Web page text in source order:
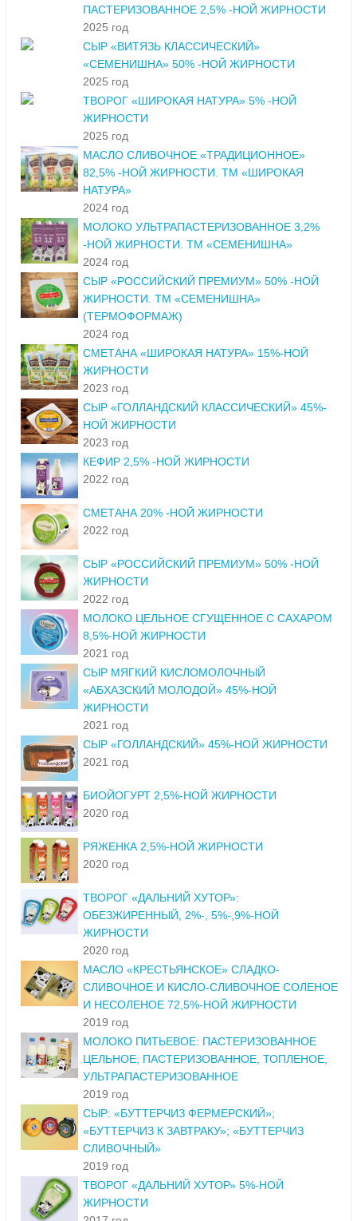
ПАСТЕРИЗОВАННОЕ 2,5% -НОЙ ЖИРНОСТИ
2025 год
СЫР «ВИТЯЗЬ КЛАССИЧЕСКИЙ»
«СЕМЕНИШНА» 50% -НОЙ ЖИРНОСТИ
2025 год
ТВОРОГ «ШИРОКАЯ НАТУРА» 5% -НОЙ
ЖИРНОСТИ
2025 год
МАСЛО СЛИВОЧНОЕ «ТРАДИЦИОННОЕ»
82,5% -НОЙ ЖИРНОСТИ. ТМ «ШИРОКАЯ
НАТУРА»
2024 год
МОЛОКО УЛЬТРАПАСТЕРИЗОВАННОЕ 3,2%
-НОЙ ЖИРНОСТИ. ТМ «СЕМЕНИШНА»
2024 год
СЫР «РОССИЙСКИЙ ПРЕМИУМ» 50% -НОЙ
ЖИРНОСТИ. ТМ «СЕМЕНИШНА»
(ТЕРМОФОРМАЖ)
2024 год
СМЕТАНА «ШИРОКАЯ НАТУРА» 15%-НОЙ
ЖИРНОСТИ
2023 год
СЫР «ГОЛЛАНДСКИЙ КЛАССИЧЕСКИЙ» 45%-
НОЙ ЖИРНОСТИ
2023 год
КЕФИР 2,5% -НОЙ ЖИРНОСТИ
2022 год
СМЕТАНА 20% -НОЙ ЖИРНОСТИ
2022 год
СЫР «РОССИЙСКИЙ ПРЕМИУМ» 50% -НОЙ
ЖИРНОСТИ
2022 год
МОЛОКО ЦЕЛЬНОЕ СГУЩЕННОЕ С САХАРОМ
8,5%-НОЙ ЖИРНОСТИ
2021 год
СЫР МЯГКИЙ КИСЛОМОЛОЧНЫЙ
«АБХАЗСКИЙ МОЛОДОЙ» 45%-НОЙ
ЖИРНОСТИ
2021 год
СЫР «ГОЛЛАНДСКИЙ» 45%-НОЙ ЖИРНОСТИ
2021 год
БИОЙОГУРТ 2,5%-НОЙ ЖИРНОСТИ
2020 год
РЯЖЕНКА 2,5%-НОЙ ЖИРНОСТИ
2020 год
ТВОРОГ «ДАЛЬНИЙ ХУТОР»:
ОБЕЗЖИРЕННЫЙ, 2%-, 5%-,9%-НОЙ
ЖИРНОСТИ
2020 год
МАСЛО «КРЕСТЬЯНСКОЕ» СЛАДКО-
СЛИВОЧНОЕ И КИСЛО-СЛИВОЧНОЕ СОЛЕНОЕ
И НЕСОЛЕНОЕ 72,5%-НОЙ ЖИРНОСТИ
2019 год
МОЛОКО ПИТЬЕВОЕ: ПАСТЕРИЗОВАННОЕ
ЦЕЛЬНОЕ, ПАСТЕРИЗОВАННОЕ, ТОПЛЕНОЕ,
УЛЬТРАПАСТЕРИЗОВАННОЕ
2019 год
СЫР: «БУТТЕРЧИЗ ФЕРМЕРСКИЙ»;
«БУТТЕРЧИЗ К ЗАВТРАКУ»; «БУТТЕРЧИЗ
СЛИВОЧНЫЙ»
2019 год
ТВОРОГ «ДАЛЬНИЙ ХУТОР» 5%-НОЙ
ЖИРНОСТИ